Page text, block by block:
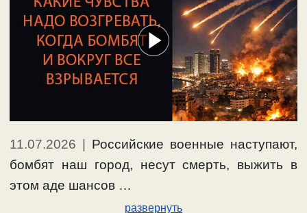
11.07.2026 | Российские военные наступают,
бомбят наш город, несут смерть, выжить в
этом аде шансов …
развернуть